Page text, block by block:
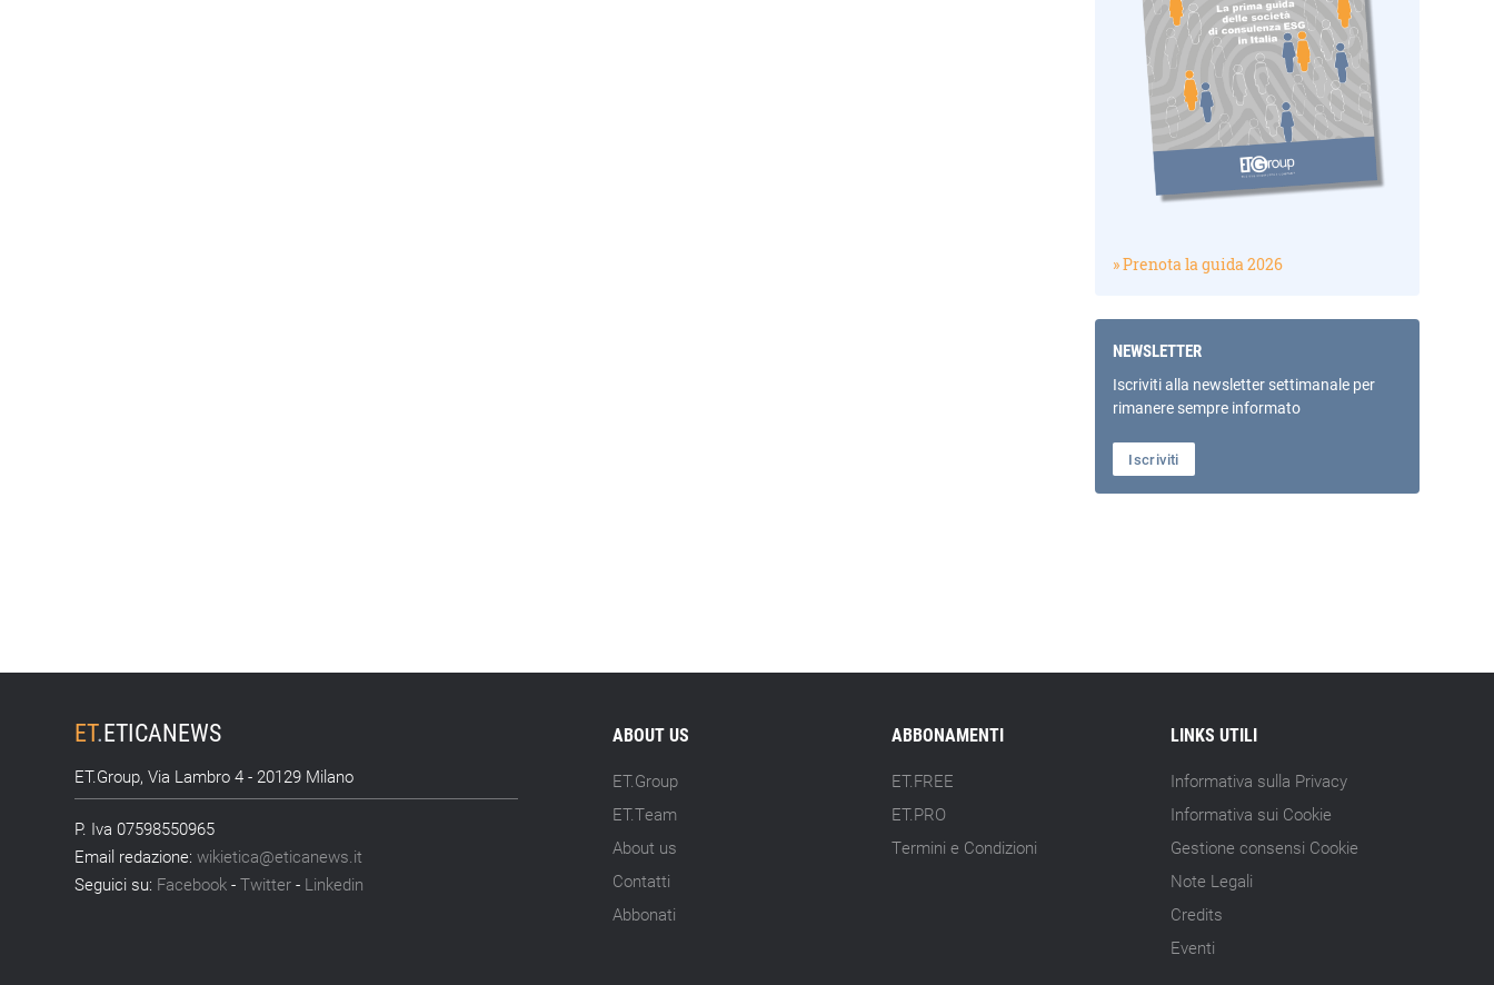
» Prenota la guida 2026
NEWSLETTER
Iscriviti alla newsletter settimanale per
rimanere sempre informato
Iscriviti
ET.ETICANEWS
ET.Group, Via Lambro 4 - 20129 Milano
P. Iva 07598550965
Email redazione:wikietica@eticanews.it
Seguici su: Facebook -Twitter - Linkedin
ABOUT US
ET.Group
ET.Team
About us
Contatti
Abbonati
ABBONAMENTI
ET.FREE
ET.PRO
Termini e Condizioni
LINKS UTILI
Informativa sulla Privacy
Informativa sui Cookie
Gestione consensi Cookie
Note Legali
Credits
Eventi